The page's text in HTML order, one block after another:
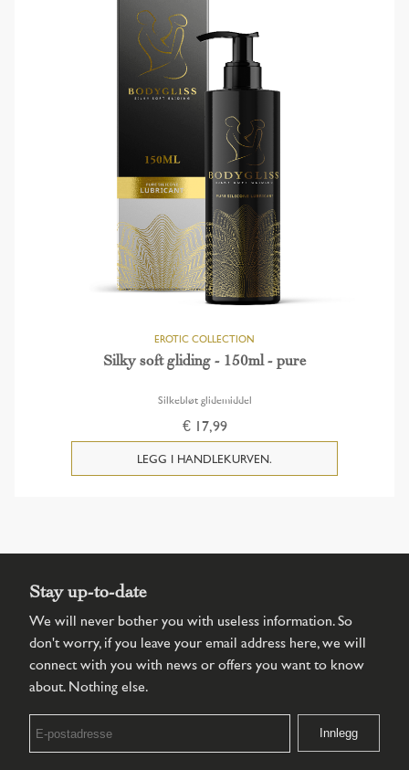
Silky soft gliding - 150ml - pure
Silkebløt glidemiddel
€ 17,99
Stay up-to-date
We will never bother you with useless information. So
don't worry, if you leave your email address here, we will
connect with you with news or offers you want to know
about. Nothing else.